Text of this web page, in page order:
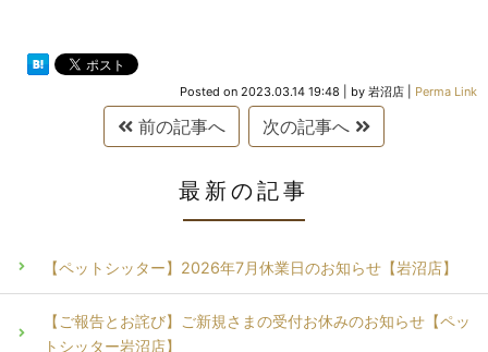
Posted on 2023.03.14 19:48 by 岩沼店 Perma Link
前の記事へ 次の記事へ
最新の記事
【ペットシッター】2026年7月休業日のお知らせ【岩沼店】
【ご報告とお詫び】ご新規さまの受付お休みのお知らせ【ペッ
トシッター岩沼店】